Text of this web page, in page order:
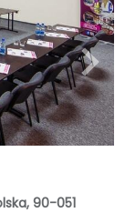
90-051